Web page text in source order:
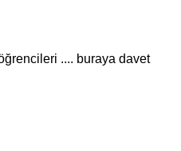
.... buraya davet